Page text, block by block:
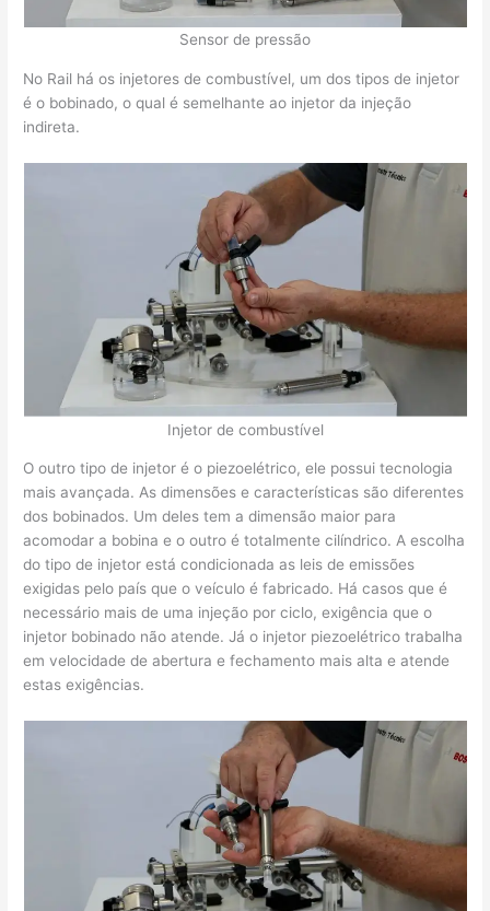
Sensor de pressão
No Rail há os injetores de combustível, um dos tipos de injetor
é o bobinado, o qual é semelhante ao injetor da injeção
indireta.
Injetor de combustível
O outro tipo de injetor é o piezoelétrico, ele possui tecnologia
mais avançada. As dimensões e características são diferentes
dos bobinados. Um deles tem a dimensão maior para
acomodar a bobina e o outro é totalmente cilíndrico. A escolha
do tipo de injetor está condicionada as leis de emissões
exigidas pelo país que o veículo é fabricado. Há casos que é
necessário mais de uma injeção por ciclo, exigência que o
injetor bobinado não atende. Já o injetor piezoelétrico trabalha
em velocidade de abertura e fechamento mais alta e atende
estas exigências.